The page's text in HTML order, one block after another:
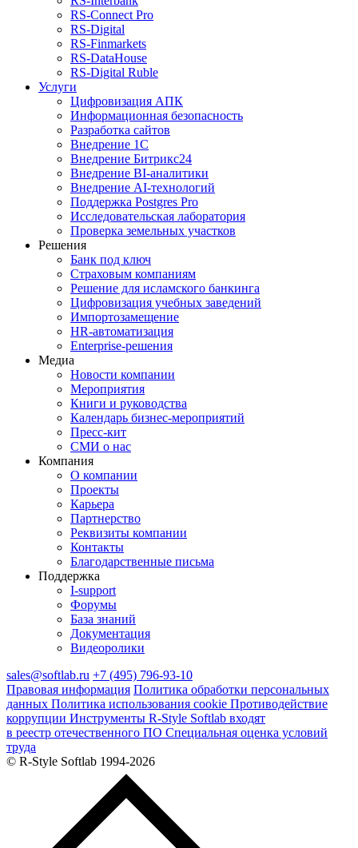
RS‑Connect Pro
RS‑Digital
RS‑Finmarkets
RS‑DataHouse
RS‑Digital Ruble
Услуги
Цифровизация АПК
Информационная безопасность
Разработка сайтов
Внедрение 1С
Внедрение Битрикс24
Внедрение BI‑аналитики
Внедрение AI‑технологий
Поддержка Postgres Pro
Исследовательская лаборатория
Проверка земельных участков
Решения
Банк под ключ
Страховым компаниям
Решение для исламского банкинга
Цифровизация учебных заведений
Импортозамещение
HR‑автоматизация
Enterprise-решения
Медиа
Новости компании
Мероприятия
Книги и руководства
Календарь бизнес‑мероприятий
Пресс‑кит
СМИ о нас
Компания
О компании
Проекты
Карьера
Партнерство
Реквизиты компании
Контакты
Благодарственные письма
Поддержка
I‑support
Форумы
База знаний
Документация
Видеоролики
sales@softlab.ru +7 (495) 796-93-10
Правовая информация Политика обработки персональных
данных Политика использования cookie Противодействие
коррупции Инструменты R‑Style Softlab входят
в реестр отечественного ПО Специальная оценка условий
труда
© R‑Style Softlab 1994-2026